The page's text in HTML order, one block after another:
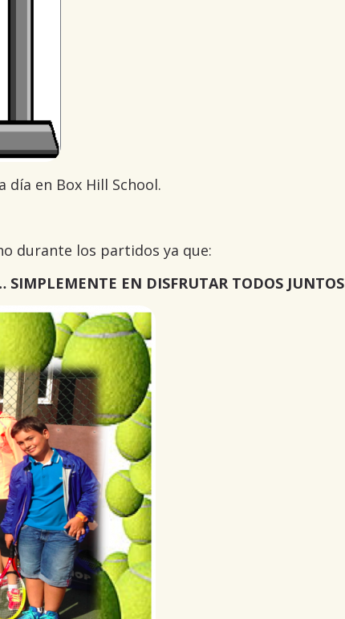
día en Box Hill School.
durante los partidos ya que:
EN DISFRUTAR TODOS JUNTOS